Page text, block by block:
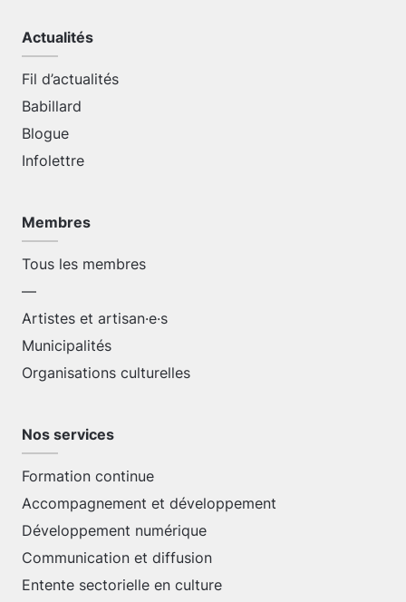
Actualités
Fil d’actualités
Babillard
Blogue
Infolettre
Membres
Tous les membres
—
Artistes et artisan·e·s
Municipalités
Organisations culturelles
Nos services
Formation continue
Accompagnement et développement
Développement numérique
Communication et diffusion
Entente sectorielle en culture